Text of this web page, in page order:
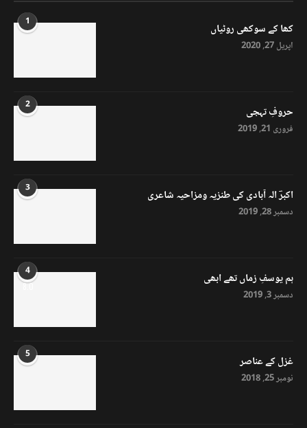
1 کھا کے سوکھی روٹیاں
اپریل 27, 2020
2 حروفِ تہجی
فروری 21, 2019
3 اکبرؔ الہ آبادی کی طنزیہ ومزاحیہ شاعری
دسمبر 28, 2019
4
8.0 ہم یوسفِ زماں تھے ابھی
دسمبر 3, 2019
5 غزل کے عناصر
نومبر 25, 2018